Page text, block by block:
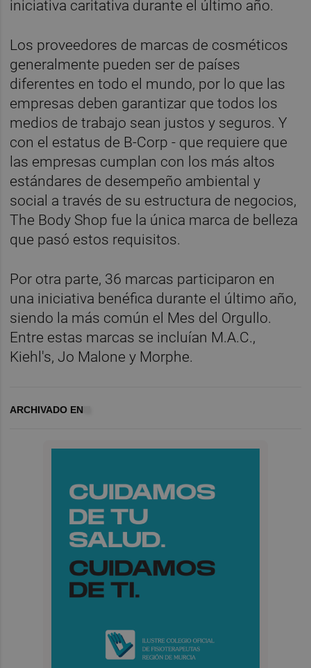
iniciativa caritativa durante el último año.
Los proveedores de marcas de cosméticos
generalmente pueden ser de países
diferentes en todo el mundo, por lo que las
empresas deben garantizar que todos los
medios de trabajo sean justos y seguros. Y
con el estatus de B-Corp - que requiere que
las empresas cumplan con los más altos
estándares de desempeño ambiental y
social a través de su estructura de negocios,
The Body Shop fue la única marca de belleza
que pasó estos requisitos.
Por otra parte, 36 marcas participaron en
una iniciativa benéfica durante el último año,
siendo la más común el Mes del Orgullo.
Entre estas marcas se incluían M.A.C.,
Kiehl's, Jo Malone y Morphe.
ARCHIVADO EN